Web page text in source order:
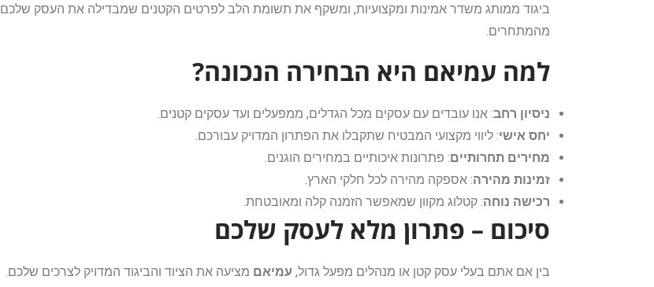
ביגוד ממותג משדר אמינות ומקצועיות, ומשקף את תשומת הלב לפרטים הקטנים שמבדילה את העסק שלכם
מהמתחרים.
למה עמיאם היא הבחירה הנכונה?
ניסיון רחב: אנו עובדים עם עסקים מכל הגדלים, ממפעלים ועד עסקים קטנים.
יחס אישי: ליווי מקצועי המבטיח שתקבלו את הפתרון המדויק עבורכם.
מחירים תחרותיים: פתרונות איכותיים במחירים הוגנים.
זמינות מהירה: אספקה מהירה לכל חלקי הארץ.
רכישה נוחה: קטלוג מקוון שמאפשר הזמנה קלה ומאובטחת.
סיכום – פתרון מלא לעסק שלכם
בין אם אתם בעלי עסק קטן או מנהלים מפעל גדול, עמיאם מציעה את הציוד והביגוד המדויק לצרכים שלכם.